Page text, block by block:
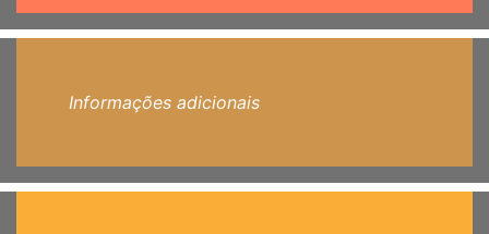
Informações adicionais